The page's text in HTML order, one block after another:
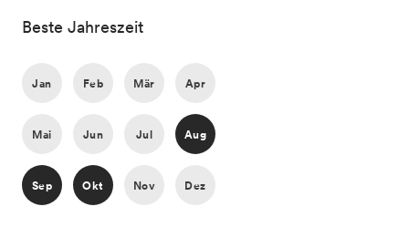
Beste Jahreszeit
Jan Feb Mär Apr
Mai Jun Jul Aug
Sep Okt Nov Dez